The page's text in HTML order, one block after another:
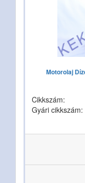
Motorolaj
Cikkszám:
Gyári cikkszám: